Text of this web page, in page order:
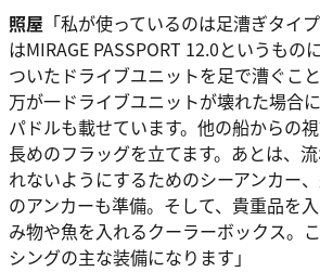
照屋 「私が使っているのは足漕ぎタイ
はMIRAGE PASSPORT 12.0というもの
ついたドライブユニットを足で漕ぐこ
万が一ドライブユニットが壊れた場合
パドルも載せています。他の船からの
長めのフラッグを立てます。あとは、
れないようにするためのシーアンカー
のアンカーも準備。そして、貴重品を
み物や魚を入れるクーラーボックス。
シングの主な装備になります」